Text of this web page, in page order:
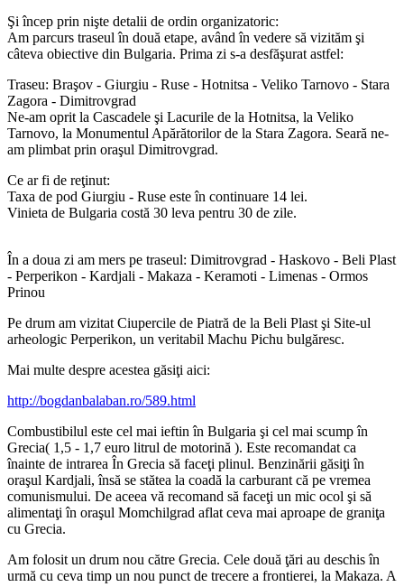
Şi încep prin nişte detalii de ordin organizatoric:
Am parcurs traseul în două etape, având în vedere să vizităm şi
câteva obiective din Bulgaria. Prima zi s-a desfăşurat astfel:
Traseu: Braşov - Giurgiu - Ruse - Hotnitsa - Veliko Tarnovo - Stara
Zagora - Dimitrovgrad
Ne-am oprit la Cascadele şi Lacurile de la Hotnitsa, la Veliko
Tarnovo, la Monumentul Apărătorilor de la Stara Zagora. Seară ne-
am plimbat prin oraşul Dimitrovgrad.
Ce ar fi de reţinut:
Taxa de pod Giurgiu - Ruse este în continuare 14 lei.
Vinieta de Bulgaria costă 30 leva pentru 30 de zile.
În a doua zi am mers pe traseul: Dimitrovgrad - Haskovo - Beli Plast
- Perperikon - Kardjali - Makaza - Keramoti - Limenas - Ormos
Prinou
Pe drum am vizitat Ciupercile de Piatră de la Beli Plast şi Site-ul
arheologic Perperikon, un veritabil Machu Pichu bulgăresc.
Mai multe despre acestea găsiţi aici:
http://bogdanbalaban.ro/589.html
Combustibilul este cel mai ieftin în Bulgaria şi cel mai scump în
Grecia( 1,5 - 1,7 euro litrul de motorină ). Este recomandat ca
înainte de intrarea În Grecia să faceţi plinul. Benzinării găsiţi în
oraşul Kardjali, însă se stătea la coadă la carburant că pe vremea
comunismului. De aceea vă recomand să faceţi un mic ocol şi să
alimentaţi în oraşul Momchilgrad aflat ceva mai aproape de graniţa
cu Grecia.
Am folosit un drum nou către Grecia. Cele două ţări au deschis în
urmă cu ceva timp un nou punct de trecere a frontierei, la Makaza. A